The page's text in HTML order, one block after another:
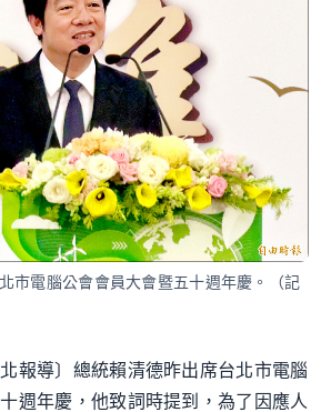
市電腦公會會員大會暨五十週年慶。（記
北報導〕總統賴清德昨出席台北市電腦
週年慶，他致詞時提到，為了因應人